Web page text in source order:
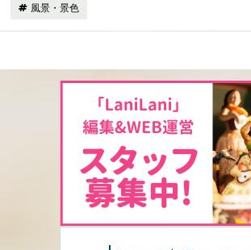
風景・景色